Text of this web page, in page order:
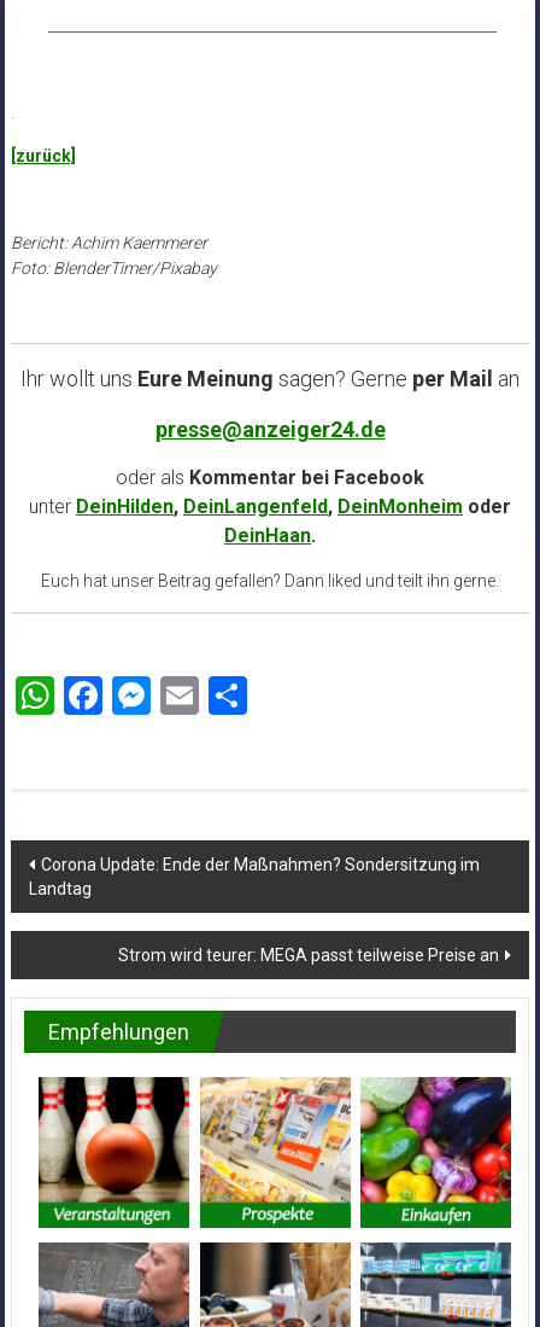
[zurück]
Bericht: Achim Kaemmerer
Foto: BlenderTimer/Pixabay
Ihr wollt uns Eure Meinung sagen? Gerne per Mail an
presse@anzeiger24.de
oder als Kommentar bei Facebook
unter DeinHilden, DeinLangenfeld, DeinMonheim oder
DeinHaan.
Euch hat unser Beitrag gefallen? Dann liked und teilt ihn gerne.
WhatsApp
Facebook
Messenger
EmailTeilen
Beitragsnavigation
Corona Update: Ende der Maßnahmen? Sondersitzung im
Landtag
Strom wird teurer: MEGA passt teilweise Preise an
Empfehlungen